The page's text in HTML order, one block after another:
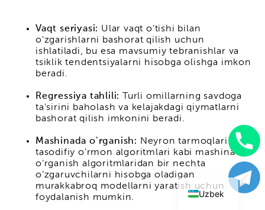
Vaqt seriyasi: Ular vaqt o'tishi bilan
o'zgarishlarni bashorat qilish uchun
ishlatiladi, bu esa mavsumiy tebranishlar va
tsiklik tendentsiyalarni hisobga olishga imkon
beradi.
Regressiya tahlili:
Turli omillarning savdoga
ta'sirini baholash va kelajakdagi qiymatlarni
bashorat qilish imkonini beradi.
Mashinada o'rganish: Neyron tarmoqlari va
tasodifiy o'rmon algoritmlari kabi mashina
o'rganish algoritmlaridan bir nechta
o'zgaruvchilarni hisobga oladigan
murakkabroq modellarni yaratish uchun
foydalanish mumkin.
Uzbek
Russian
English